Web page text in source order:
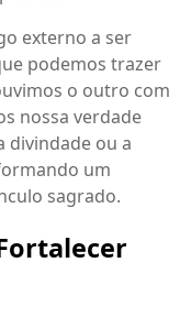
externo a ser
podemos trazer
o outro com
nossa verdade
divindade ou a
um
sagrado.